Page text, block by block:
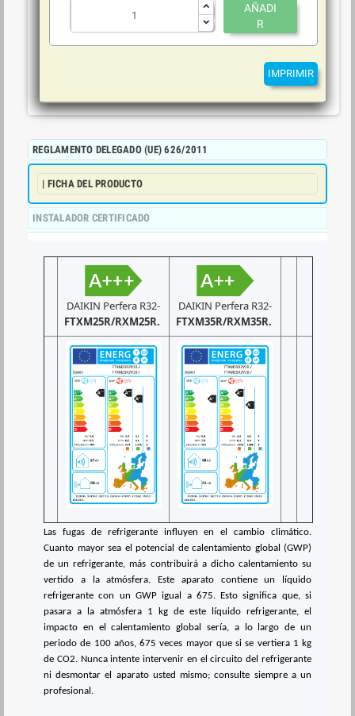
AÑADI
R
IMPRIMIR
REGLAMENTO DELEGADO (UE) 626/2011
| FICHA DEL PRODUCTO
INSTALADOR CERTIFICADO
DAIKIN Perfera R32-
FTXM25R/RXM25R.
DAIKIN Perfera R32-
FTXM35R/RXM35R.
Las fugas de refrigerante influyen en el cambio climático.
Cuanto mayor sea el potencial de calentamiento global (GWP)
de un refrigerante, más contribuirá a dicho calentamiento su
vertido a la atmósfera. Este aparato contiene un líquido
refrigerante con un GWP igual a 675. Esto significa que, si
pasara a la atmósfera 1 kg de este líquido refrigerante, el
impacto en el calentamiento global sería, a lo largo de un
periodo de 100 años, 675 veces mayor que si se vertiera 1 kg
de CO2. Nunca intente intervenir en el circuito del refrigerante
ni desmontar el aparato usted mismo; consulte siempre a un
profesional.